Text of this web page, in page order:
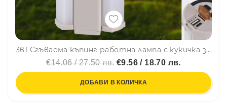
3в1 Сгъваема къпинг работна лампа с кукичка за окачване и няколко режима на работа X6608
€14.06 / 27.50 лв.€9.56 / 18.70 лв.
ДОБАВИ В КОЛИЧКА